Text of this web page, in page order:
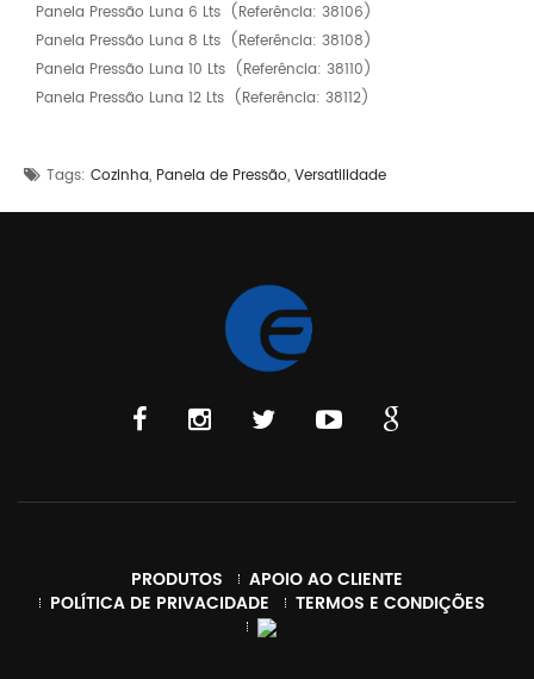
Panela Pressão Luna 6 Lts (Referência: 38106)
Panela Pressão Luna 8 Lts (Referência: 38108)
Panela Pressão Luna 10 Lts (Referência: 38110)
Panela Pressão Luna 12 Lts (Referência: 38112)
Tags: Cozinha, Panela de Pressão, Versatilidade
PRODUTOS
APOIO AO CLIENTE
POLÍTICA DE PRIVACIDADE
TERMOS E CONDIÇÕES